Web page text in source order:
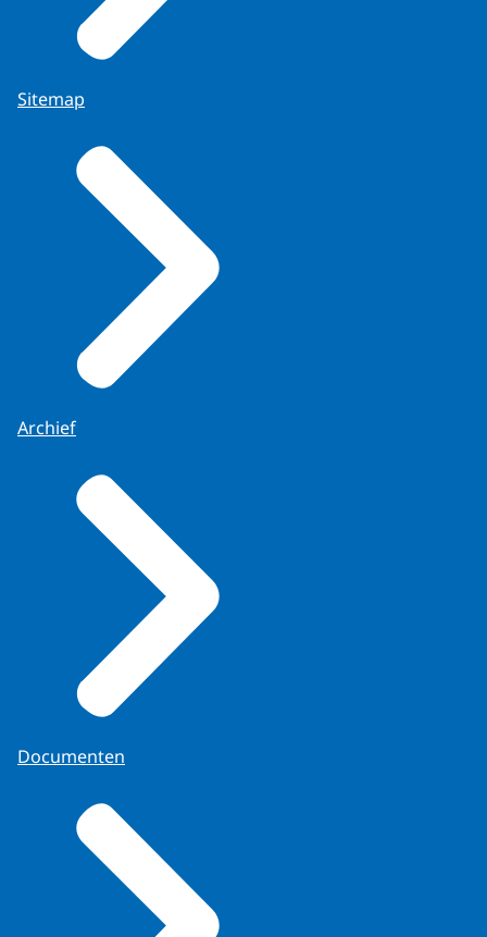
Sitemap
Archief
Documenten